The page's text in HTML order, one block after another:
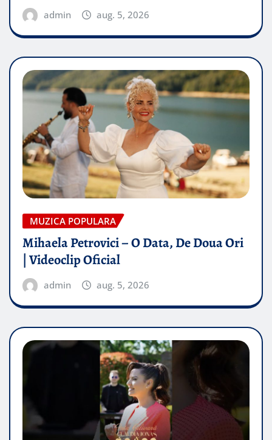
admin aug. 5, 2026
MUZICA POPULARA
Mihaela Petrovici – O Data, De Doua Ori
| Videoclip Oficial
admin aug. 5, 2026